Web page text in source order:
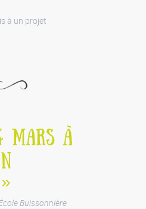
à un projet
MARS À
Buissonnière